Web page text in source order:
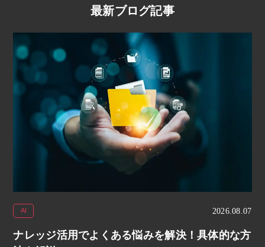
最新ブログ記事
AI 2026.08.07
ナレッジ活用でよくある悩みを解決！具体的な方